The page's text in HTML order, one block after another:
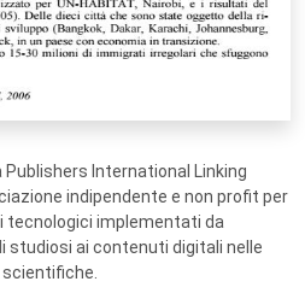
Publishers International Linking
indipendente e non profit per
implementati da
studiosi ai contenuti digitali nelle